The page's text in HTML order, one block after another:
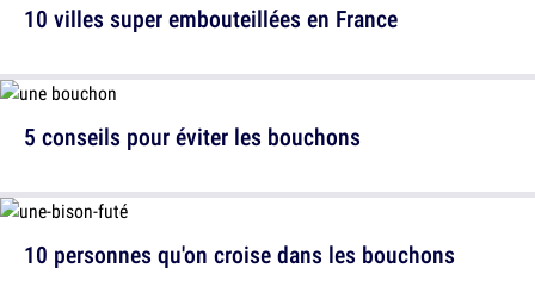
5 conseils pour éviter les bouchons
10 personnes qu'on croise dans les bouchons
10 villes super embouteillées en France